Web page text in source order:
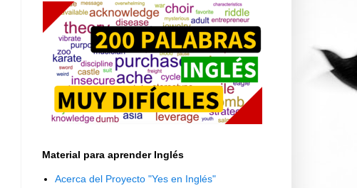
Material para aprender Inglés
Acerca del Proyecto "Yes en Inglés"